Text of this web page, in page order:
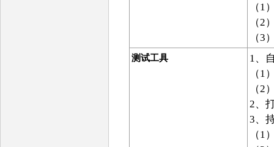
（1
（2
（3
测试工具
1、
（1
（2
2、
3、
（1